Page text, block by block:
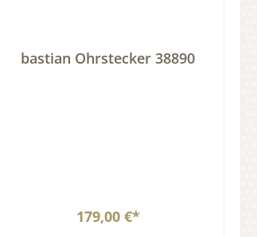
bastian Ohrstecker 38890
179,00 €*